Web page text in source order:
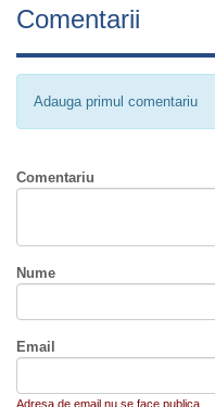
Comentarii
Adauga primul comentariu
Comentariu
Nume
Email
Adresa de email nu se face publica